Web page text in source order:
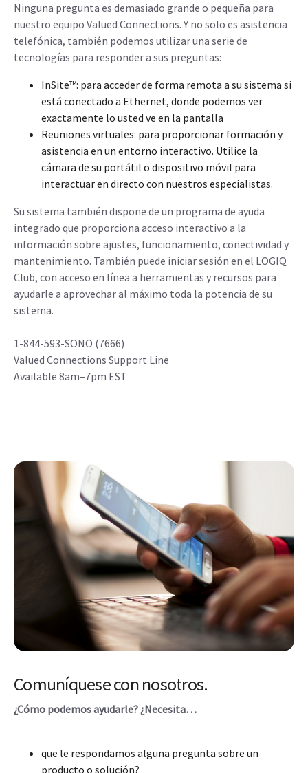
Ninguna pregunta es demasiado grande o pequeña para
nuestro equipo Valued Connections. Y no solo es asistencia
telefónica, también podemos utilizar una serie de
tecnologías para responder a sus preguntas:
InSite™: para acceder de forma remota a su sistema si
está conectado a Ethernet, donde podemos ver
exactamente lo usted ve en la pantalla
Reuniones virtuales: para proporcionar formación y
asistencia en un entorno interactivo. Utilice la
cámara de su portátil o dispositivo móvil para
interactuar en directo con nuestros especialistas.
Su sistema también dispone de un programa de ayuda
integrado que proporciona acceso interactivo a la
información sobre ajustes, funcionamiento, conectividad y
mantenimiento. También puede iniciar sesión en el LOGIQ
Club, con acceso en línea a herramientas y recursos para
ayudarle a aprovechar al máximo toda la potencia de su
sistema.
1-844-593-SONO (7666)
Valued Connections Support Line
Available 8am–7pm EST
Comuníquese con nosotros.
¿Cómo podemos ayudarle? ¿Necesita…
que le respondamos alguna pregunta sobre un
producto o solución?